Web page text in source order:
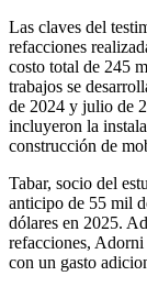
Las claves del
refacciones
costo total de 245
trabajos se
de 2024 y julio de
incluyeron la
construcción de
Tabar, socio del
anticipo de 55 mil
dólares en 2025.
refacciones,
con un gasto